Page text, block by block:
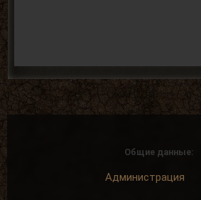
Общие данные:
Администрация